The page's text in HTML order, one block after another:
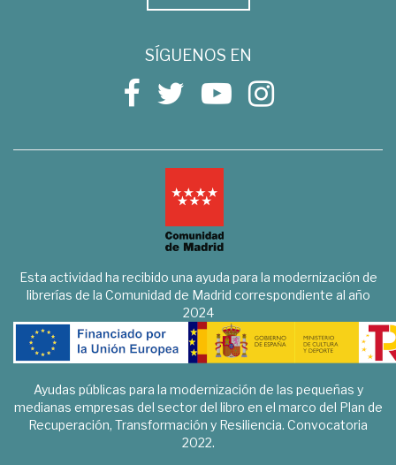
SÍGUENOS EN
Esta actividad ha recibido una ayuda para la modernización de
librerías de la Comunidad de Madrid correspondiente al año
2024
Ayudas públicas para la modernización de las pequeñas y
medianas empresas del sector del libro en el marco del Plan de
Recuperación, Transformación y Resiliencia. Convocatoria
2022.